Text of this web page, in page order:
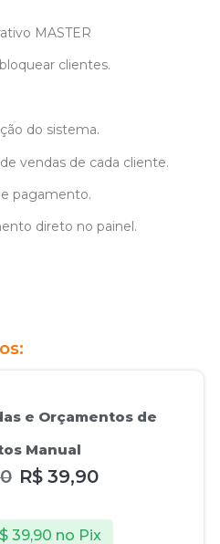
MASTER
clientes.
do sistema.
vendas de cada cliente.
pagamento.
direto no painel.
e Orçamentos de
Manual
R$ 39,90
39,90 no Pix